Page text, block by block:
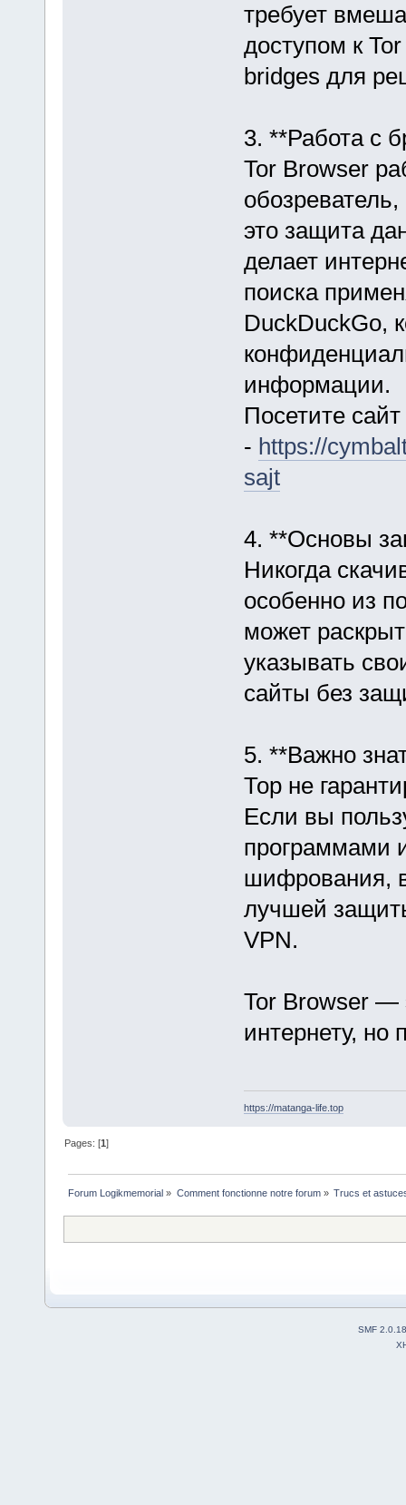
требует
доступом к
bridges для
3. **Работа с
Tor Browser
это защита
делает
поиска
DuckDuckGo,
информации.
Посетите
- https://
sajt
4. **Основы
Никогда
особенно из
может
указывать
сайты без
5. **Важно
Тор не
Если вы
программами
шифрования,
лучшей
VPN.
Tor Browser —
интернету, но
https://matanga-life.top
Pages: [1]
Forum Logikmemorial » Comment fonctionne notre forum» Trucs et
SMF 2.0.18